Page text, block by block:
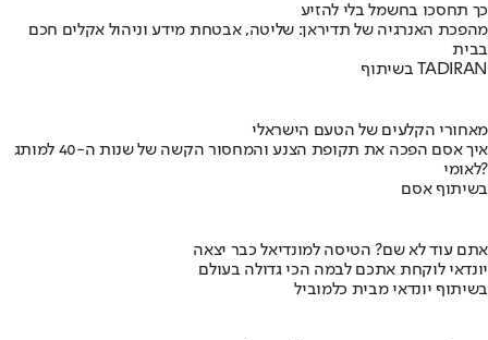
כך תחסכו בחשמל בלי להזיע
מהפכת האנרגיה של תדיראן: שליטה, אבטחת מידע וניהול אקלים חכם
בבית
בשיתוף TADIRAN
מאחורי הקלעים של הטעם הישראלי
איך אסם הפכה את תקופת הצנע והמחסור הקשה של שנות ה-40 למותג
לאומי?
בשיתוף אסם
אתם עוד לא שם? הטיסה למונדיאל כבר יצאה
יונדאי לוקחת אתכם לבמה הכי גדולה בעולם
בשיתוף יונדאי מבית כלמוביל